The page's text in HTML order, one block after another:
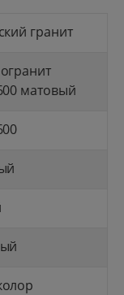
гранит
матовый